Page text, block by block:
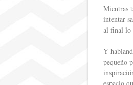
Mientras
intentar
al final lo
Y
pequeño